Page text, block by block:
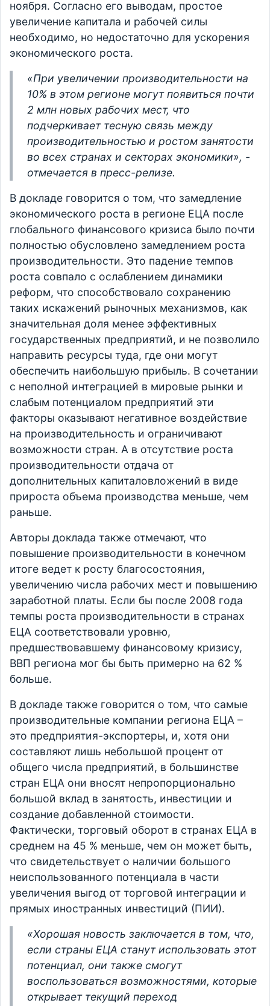
ноября. Согласно его выводам, простое
увеличение капитала и рабочей силы
необходимо, но недостаточно для ускорения
экономического роста.
«При увеличении производительности на
10% в этом регионе могут появиться почти
2 млн новых рабочих мест, что
подчеркивает тесную связь между
производительностью и ростом занятости
во всех странах и секторах экономики», -
отмечается в пресс-релизе.
В докладе говорится о том, что замедление
экономического роста в регионе ЕЦА после
глобального финансового кризиса было почти
полностью обусловлено замедлением роста
производительности. Это падение темпов
роста совпало с ослаблением динамики
реформ, что способствовало сохранению
таких искажений рыночных механизмов, как
значительная доля менее эффективных
государственных предприятий, и не позволило
направить ресурсы туда, где они могут
обеспечить наибольшую прибыль. В сочетании
с неполной интеграцией в мировые рынки и
слабым потенциалом предприятий эти
факторы оказывают негативное воздействие
на производительность и ограничивают
возможности стран. А в отсутствие роста
производительности отдача от
дополнительных капиталовложений в виде
прироста объема производства меньше, чем
раньше.
Авторы доклада также отмечают, что
повышение производительности в конечном
итоге ведет к росту благосостояния,
увеличению числа рабочих мест и повышению
заработной платы. Если бы после 2008 года
темпы роста производительности в странах
ЕЦА соответствовали уровню,
предшествовавшему финансовому кризису,
ВВП региона мог бы быть примерно на 62 %
больше.
В докладе также говорится о том, что самые
производительные компании региона ЕЦА –
это предприятия-экспортеры, и, хотя они
составляют лишь небольшой процент от
общего числа предприятий, в большинстве
стран ЕЦА они вносят непропорционально
большой вклад в занятость, инвестиции и
создание добавленной стоимости.
Фактически, торговый оборот в странах ЕЦА в
среднем на 45 % меньше, чем он может быть,
что свидетельствует о наличии большого
неиспользованного потенциала в части
увеличения выгод от торговой интеграции и
прямых иностранных инвестиций (ПИИ).
«Хорошая новость заключается в том, что,
если страны ЕЦА станут использовать этот
потенциал, они также смогут
воспользоваться возможностями, которые
открывает текущий переход